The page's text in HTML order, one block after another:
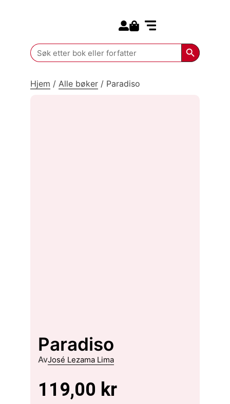
Search
for:
Search
Hjem / Alle bøker / Paradiso
Paradiso
AvJosé Lezama Lima
119,00 kr